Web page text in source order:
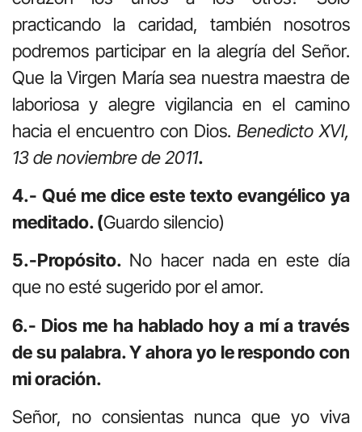
practicando la caridad, también nosotros
podremos participar en la alegría del Señor.
Que la Virgen María sea nuestra maestra de
laboriosa y alegre vigilancia en el camino
hacia el encuentro con Dios. Benedicto XVI,
13 de noviembre de 2011.
4.- Qué me dice este texto evangélico ya
meditado. (Guardo silencio)
5.-Propósito. No hacer nada en este día
que no esté sugerido por el amor.
6.- Dios me ha hablado hoy a mí a través
de su palabra. Y ahora yo le respondo con
mi oración.
Señor, no consientas nunca que yo viva